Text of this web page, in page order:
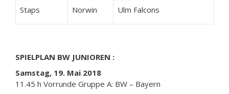
Staps Norwin Ulm Falcons
SPIELPLAN BW JUNIOREN :
Samstag, 19. Mai 2018
11.45 h Vorrunde Gruppe A: BW – Bayern